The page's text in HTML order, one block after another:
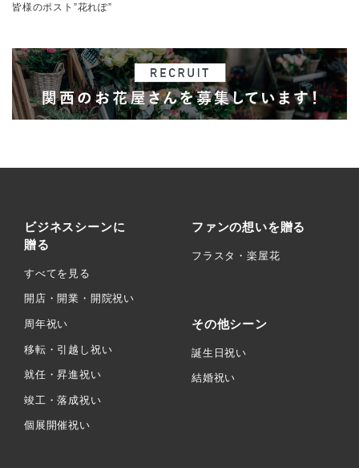
皆様のポスト”花れぽ”
ビジネスシーンに
贈る
すべてを見る
開店・開業・開院祝い
周年祝い
移転・引越し祝い
就任・昇進祝い
竣工・落成祝い
個展開催祝い
ファンの想いを贈る
フラスタ・楽屋花
その他シーン
誕生日祝い
結婚祝い